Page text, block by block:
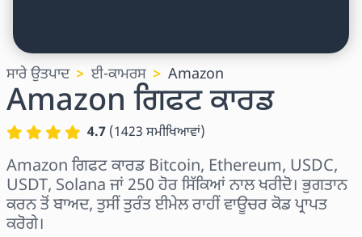
ਸਾਰੇ ਉਤਪਾਦ ਈ-ਕਾਮਰਸ Amazon
Amazon ਗਿਫਟ ਕਾਰਡ
4.7 (1423 ਸਮੀਖਿਆਵਾਂ)
Amazon ਗਿਫਟ ਕਾਰਡ Bitcoin, Ethereum, USDC,
USDT, Solana ਜਾਂ 250 ਹੋਰ ਸਿੱਕਿਆਂ ਨਾਲ ਖਰੀਦੋ। ਭੁਗਤਾਨ
ਕਰਨ ਤੋਂ ਬਾਅਦ, ਤੁਸੀਂ ਤੁਰੰਤ ਈਮੇਲ ਰਾਹੀਂ ਵਾਊਚਰ ਕੋਡ ਪ੍ਰਾਪਤ
ਕਰੋਗੇ।